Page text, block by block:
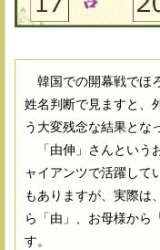
韓国での開幕戦でほ
姓名判断で見ますと、
う大変残念な結果とな
「由伸」さんという
ャイアンツで活躍して
もありますが、実際は
ら「由」、お母様から
す。